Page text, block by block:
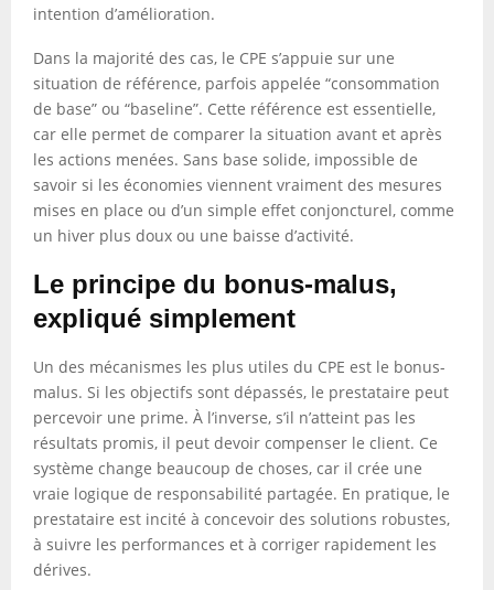
intention d’amélioration.
Dans la majorité des cas, le CPE s’appuie sur une
situation de référence, parfois appelée “consommation
de base” ou “baseline”. Cette référence est essentielle,
car elle permet de comparer la situation avant et après
les actions menées. Sans base solide, impossible de
savoir si les économies viennent vraiment des mesures
mises en place ou d’un simple effet conjoncturel, comme
un hiver plus doux ou une baisse d’activité.
Le principe du bonus-malus,
expliqué simplement
Un des mécanismes les plus utiles du CPE est le bonus-
malus. Si les objectifs sont dépassés, le prestataire peut
percevoir une prime. À l’inverse, s’il n’atteint pas les
résultats promis, il peut devoir compenser le client. Ce
système change beaucoup de choses, car il crée une
vraie logique de responsabilité partagée. En pratique, le
prestataire est incité à concevoir des solutions robustes,
à suivre les performances et à corriger rapidement les
dérives.